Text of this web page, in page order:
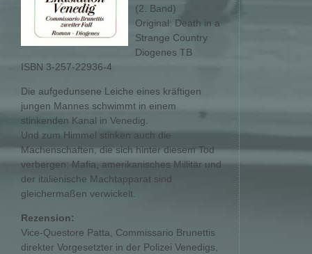
(2. Band)
Original: Death in a
Strange Country
Diogenes TB
ISBN 3-257-22936-4
Die aufgedunsene Leiche eines kräftigen
jungen Mannes schwimmt in einem
stinkenden Kanal in Venedig.
Und zum Himmel stinken auch die
Machenschaften, die sich hinter diesem Tod
verbergen: Mafia, amerikanisches Millitär und
der italienische Machtapparat sind
gleichermaßen verwickelt.
Rezension:
Vice-Questore Patta, Commissario Brunettis
direkter Vorgesetzter in der Polizei Venedigs,